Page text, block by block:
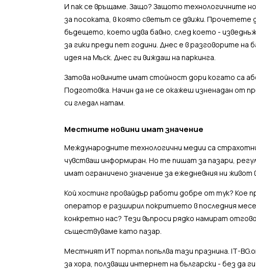
И пак се връщаме. Защо? Защото технологичните
за посоката, в която светът се движи.
бъдещето, което идва бавно, след което -
за гики преди пет години. Днес е в разговорите
идея на Мъск. Днес ги виждаш на паркинга.
Затова новините имат стойност дори когато са
Подготовка. Начин да не се окажеш изненадан от
си гледал натам.
Местните новини имат значение
Международните технологични медии са
чувстваш информиран. Но те пишат за пазари,
имат ограничено значение за ежедневния ни живот
Кой хостинг провайдър работи добре от тук? Кое
оператор е разширил покритието в последния
конкретно нас? Тези въпроси рядко намират
съществуваме като пазар.
Местният ИТ портал попълва тази празнина. IT-
за хора, ползващи интернет на български - без да